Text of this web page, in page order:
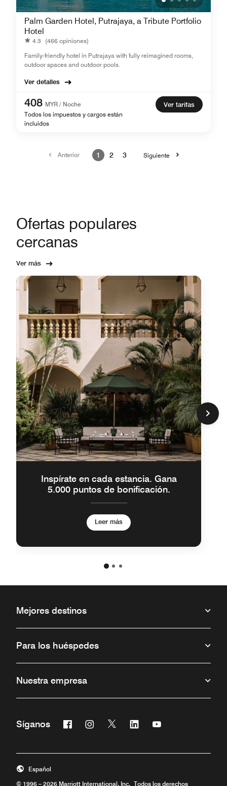
Palm Garden Hotel, Putrajaya, a Tribute Portfolio
Hotel
4.3
(466 opiniones)
Family-friendly hotel in Putrajaya with fully reimagined rooms,
outdoor spaces and outdoor pools.
Ver detalles
408 MYR / Noche
Todos los impuestos y cargos están
incluidos
Ver tarifas
Anterior 1 2 3 Siguiente
Ofertas populares
cercanas
Ver más
Inspírate en cada estancia. Gana
5.000 puntos de bonificación.
Leer más
Mejores destinos
Para los huéspedes
Nuestra empresa
Síganos Facebook
Abre una ventana nueva
Instagram
Abre una ventana nueva
Twitter
Abre una ventana nueva
Linkedin
Abre una ventana nueva
Abre una ventana
© 1996 – 2026 Marriott International, Inc. Todos los derechos
Español